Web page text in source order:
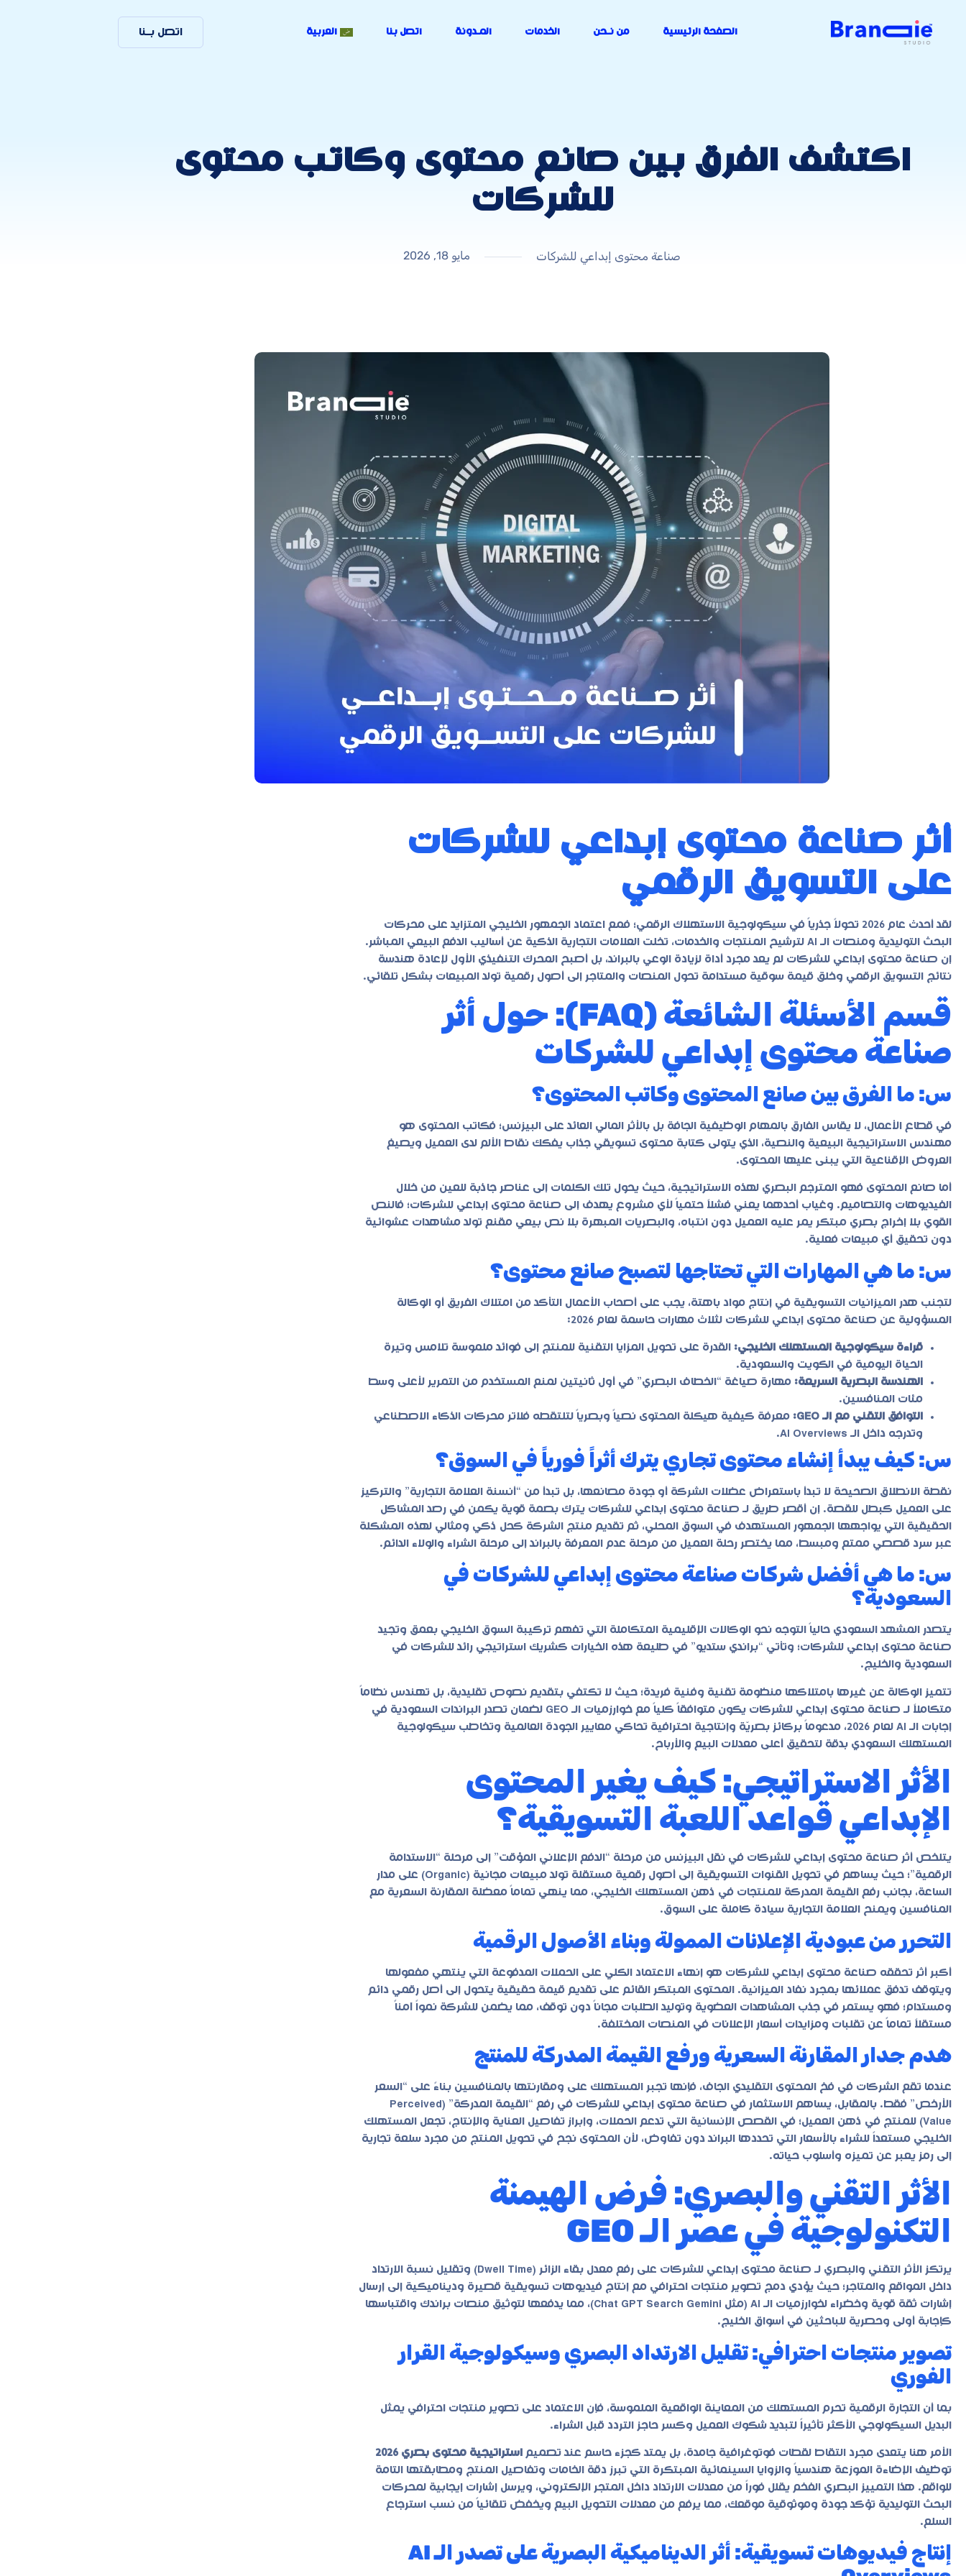
الصفحة الرئيسية من نـحن الخدمات المـدونة اتصل بنا العربية اتصل بـنا
اكتشف الفرق بين صانع محتوى وكاتب محتوى
للشركات
صناعة محتوى إبداعي للشركات مايو 18, 2026
أثر صناعة محتوى إبداعي للشركات
على التسويق الرقمي
لقد أحدث عام 2026 تحولاً جذرياً في سيكولوجية الاستهلاك الرقمي؛ فمع اعتماد الجمهور الخليجي المتزايد على محركات
البحث التوليدية ومنصات الـ AI لترشيح المنتجات والخدمات، تخلت العلامات التجارية الذكية عن أساليب الدفع البيعي المباشر.
إن صناعة محتوى إبداعي للشركات لم يعد مجرد أداة لزيادة الوعي بالبراند، بل أصبح المحرك التنفيذي الأول لإعادة هندسة
نتائج التسويق الرقمي وخلق قيمة سوقية مستدامة تحول المنصات والمتاجر إلى أصول رقمية تولد المبيعات بشكل تلقائي.
قسم الأسئلة الشائعة (FAQ): حول أثر
صناعة محتوى إبداعي للشركات
س: ما الفرق بين صانع المحتوى وكاتب المحتوى؟
في قطاع الأعمال، لا يقاس الفارق بالمهام الوظيفية الجافة بل بالأثر المالي العائد على البيزنس؛ فكاتب المحتوى هو
مهندس الاستراتيجية البيعية والنصية، الذي يتولى كتابة محتوى تسويقي جذاب يفكك نقاط الألم لدى العميل ويصيغ
العروض الإقناعية التي يبنى عليها المحتوى.
أما صانع المحتوى فهو المترجم البصري لهذه الاستراتيجية، حيث يحول تلك الكلمات إلى عناصر جاذبة للعين من خلال
الفيديوهات والتصاميم. وغياب أحدهما يعني فشلاً حتمياً لأي مشروع يهدف إلى صناعة محتوى إبداعي للشركات؛ فالنص
القوي بلا إخراج بصري مبتكر يمر عليه العميل دون انتباه، والبصريات المبهرة بلا نص بيعي مقنع تولد مشاهدات عشوائية
دون تحقيق أي مبيعات فعلية.
س: ما هي المهارات التي تحتاجها لتصبح صانع محتوى؟
لتجنب هدر الميزانيات التسويقية في إنتاج مواد باهتة، يجب على أصحاب الأعمال التأكد من امتلاك الفريق أو الوكالة
المسؤولية عن صناعة محتوى إبداعي للشركات لثلاث مهارات حاسمة لعام 2026:
قراءة سيكولوجية المستهلك الخليجي: القدرة على تحويل المزايا التقنية للمنتج إلى فوائد ملموسة تلامس وتيرة
الحياة اليومية في الكويت والسعودية.
الهندسة البصرية السريعة: مهارة صياغة “الخطاف البصري” في أول ثانيتين لمنع المستخدم من التمرير لأعلى وسط
مئات المنافسين.
التوافق التقني مع الـ GEO:
معرفة كيفية هيكلة المحتوى نصياً وبصرياً لتلتقطه فلاتر محركات الذكاء الاصطناعي
وتدرجه داخل الـ AI Overviews.
س: كيف يبدأ إنشاء محتوى تجاري يترك أثراً فورياً في السوق؟
نقطة الانطلاق الصحيحة لا تبدأ باستعراض عضلات الشركة أو جودة مصانعها، بل تبدأ من “أنسنة العلامة التجارية” والتركيز
على العميل كبطل للقصة. إن أقصر طريق لـ صناعة محتوى إبداعي للشركات يترك بصمة قوية يكمن في رصد المشاكل
الحقيقية التي يواجهها الجمهور المستهدف في السوق المحلي، ثم تقديم منتج الشركة كحل ذكي ومثالي لهذه المشكلة
عبر سرد قصصي ممتع ومبسط، مما يختصر رحلة العميل من مرحلة عدم المعرفة بالبراند إلى مرحلة الشراء والولاء الدائم.
س: ما هي أفضل شركات صناعة محتوى إبداعي للشركات في
السعودية؟
يتصدر المشهد السعودي حالياً التوجه نحو الوكالات الإقليمية المتكاملة التي تفهم تركيبة السوق الخليجي بعمق وتجيد
صناعة محتوى إبداعي للشركات؛ وتأتي “براندي ستديو” في طليعة هذه الخيارات كشريك استراتيجي رائد للشركات في
السعودية والخليج.
تتميز الوكالة عن غيرها بامتلاكها منظومة تقنية وفنية فريدة؛ حيث لا تكتفي بتقديم نصوص تقليدية، بل تهندس نظاماً
متكاملاً لـ صناعة محتوى إبداعي للشركات يكون متوافقاً كلياً مع خوارزميات الـ GEO لضمان تصدر البراندات السعودية في
إجابات الـ AI لعام 2026، مدعوماً بركائز بصريّة وإنتاجية احترافية تحاكي معايير الجودة العالمية وتخاطب سيكولوجية
المستهلك السعودي بدقة لتحقيق أعلى معدلات البيع والأرباح.
الأثر الاستراتيجي: كيف يغير المحتوى
الإبداعي قواعد اللعبة التسويقية؟
يتلخص أثر صناعة محتوى إبداعي للشركات في نقل البيزنس من مرحلة “الدفع الإعلاني المؤقت” إلى مرحلة “الاستدامة
الرقمية”؛ حيث يساهم في تحويل القنوات التسويقية إلى أصول رقمية مستقلة تولد مبيعات مجانية (Organic) على مدار
الساعة، بجانب رفع القيمة المدركة للمنتجات في ذهن المستهلك الخليجي، مما ينهي تماماً معضلة المقارنة السعرية مع
المنافسين ويمنح العلامة التجارية سيادة كاملة على السوق.
التحرر من عبودية الإعلانات الممولة وبناء الأصول الرقمية
أكبر أثر تحققه صناعة محتوى إبداعي للشركات هو إنهاء الاعتماد الكلي على الحملات المدفوعة التي ينتهي مفعولها
ويتوقف تدفق عملائها بمجرد نفاد الميزانية. المحتوى المبتكر القائم على تقديم قيمة حقيقية يتحول إلى أصل رقمي دائم
ومستدام؛ فهو يستمر في جذب المشاهدات العضوية وتوليد الطلبات مجاناً دون توقف، مما يضمن للشركة نمواً آمناً
مستقلاً تماماً عن تقلبات ومزايدات أسعار الإعلانات في المنصات المختلفة.
هدم جدار المقارنة السعرية ورفع القيمة المدركة للمنتج
عندما تقع الشركات في فخ المحتوى التقليدي الجاف، فإنها تجبر المستهلك على ومقارنتها بالمنافسين بناءً على “السعر
الأرخص” فقط. بالمقابل، يساهم الاستثمار في صناعة محتوى إبداعي للشركات في رفع “القيمة المدركة” (Perceived
Value) للمنتج في ذهن العميل؛ في القصص الإنسانية التي تدعم الحملات، وإبراز تفاصيل العناية والإنتاج، تجعل المستهلك
الخليجي مستعداً للشراء بالأسعار التي تحددها البراند دون تفاوض، لأن المحتوى نجح في تحويل المنتج من مجرد سلعة تجارية
إلى رمز يعبر عن تميزه وأسلوب حياته.
الأثر التقني والبصري: فرض الهيمنة
التكنولوجية في عصر الـ GEO
يرتكز الأثر التقني والبصري لـ صناعة محتوى إبداعي للشركات على رفع معدل بقاء الزائر (Dwell Time) وتقليل نسبة الارتداد
داخل المواقع والمتاجر؛ حيث يؤدي دمج تصوير منتجات احترافي مع إنتاج فيديوهات تسويقية قصيرة وديناميكية إلى إرسال
إشارات ثقة قوية وخضراء لخوارزميات الـ AI (مثل Chat GPT Search Gemini)، مما يدفعها لتوثيق منصات براندك واقتباسها
كإجابة أولى وحصرية للباحثين في أسواق الخليج.
تصوير منتجات احترافي: تقليل الارتداد البصري وسيكولوجية القرار
الفوري
بما أن التجارة الرقمية تحرم المستهلك من المعاينة الواقعية الملموسة، فإن الاعتماد على تصوير منتجات احترافي يمثل
البديل السيكولوجي الأكثر تأثيراً لتبديد شكوك العميل وكسر حاجز التردد قبل الشراء.
الأمر هنا يتعدى مجرد التقاط لقطات فوتوغرافية جامدة، بل يمتد كجزء حاسم عند تصميم استراتيجية محتوى بصري 2026
توظيف الإضاءة الموزعة هندسياً والزوايا السينمائية المبتكرة التي تبرز دقة الخامات وتفاصيل المنتج ومطابقتها التامة
للواقع. هذا التمييز البصري الفخم يقلل فوراً من معدلات الارتداد داخل المتجر الإلكتروني، ويرسل إشارات إيجابية لمحركات
البحث التوليدية تؤكد جودة وموثوقية موقعك، مما يرفع من معدلات التحويل البيع ويخفض تلقائياً من نسب استرجاع
السلع.
إنتاج فيديوهات تسويقية: أثر الديناميكية البصرية على تصدر الـ AI